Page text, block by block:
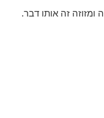
ומזוזה זה אותו דבר.